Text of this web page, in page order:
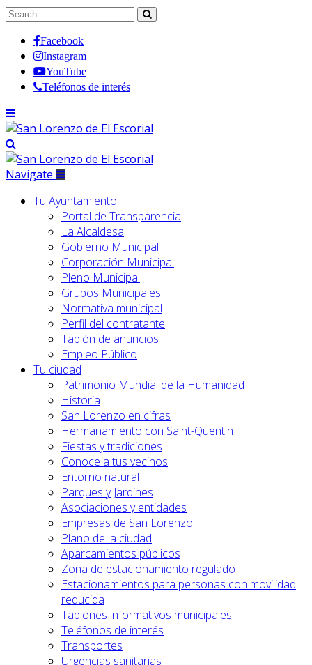
Facebook
Instagram
YouTube
Teléfonos de interés
Navigate
Tu Ayuntamiento
Portal de Transparencia
La Alcaldesa
Gobierno Municipal
Corporación Municipal
Pleno Municipal
Grupos Municipales
Normativa municipal
Perfil del contratante
Tablón de anuncios
Empleo Público
Tu ciudad
Patrimonio Mundial de la Humanidad
Historia
San Lorenzo en cifras
Hermanamiento con Saint-Quentin
Fiestas y tradiciones
Conoce a tus vecinos
Entorno natural
Parques y Jardines
Asociaciones y entidades
Empresas de San Lorenzo
Plano de la ciudad
Aparcamientos públicos
Zona de estacionamiento regulado
Estacionamientos para personas con movilidad
reducida
Tablones informativos municipales
Teléfonos de interés
Transportes
Urgencias sanitarias